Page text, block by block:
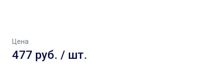
Цена
477 руб. / шт.